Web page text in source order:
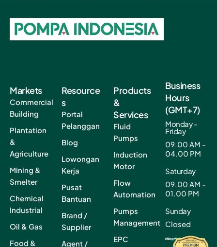
Markets
Commercial
Building
Plantation
&
Agriculture
Mining &
Smelter
Chemical
Industrial
Oil & Gas
Food &
Resource
s
Portal
Pelanggan
Blog
Lowongan
Kerja
Pusat
Bantuan
Brand /
Supplier
Agent /
Products
&
Services
Fluid
Pumps
Induction
Motor
Flow
Automation
Pumps
Management
EPC
Business
Hours
(GMT+7)
Monday -
Friday
09.00 AM -
04.00 PM
Saturday
09.00 AM -
01.00 PM
Sunday
Closed